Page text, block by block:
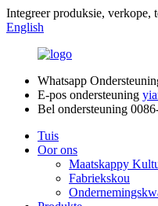
Integreer produksie, verkope,
English
Whatsapp
E-pos ondersteuning
Bel ondersteuning
Tuis
Oor ons
Maatskappy
Fabriekskou